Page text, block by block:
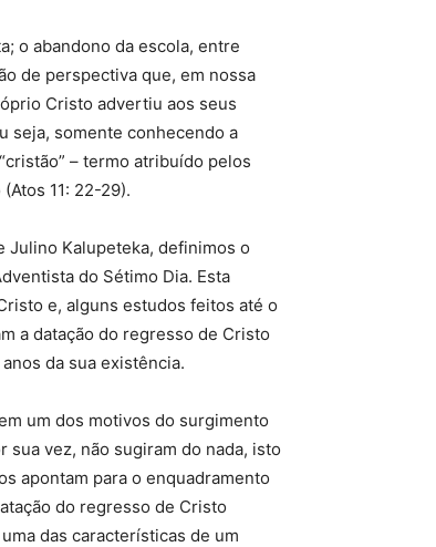
o abandono da escola, entre
de perspectiva que, em nossa
Cristo advertiu aos seus
seja, somente conhecendo a
– termo atribuído pelos
11: 22-29).
Julino Kalupeteka, definimos o
do Sétimo Dia. Esta
e, alguns estudos feitos até o
a datação do regresso de Cristo
da sua existência.
um dos motivos do surgimento
vez, não sugiram do nada, isto
apontam para o enquadramento
do regresso de Cristo
das características de um